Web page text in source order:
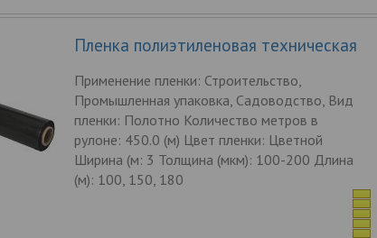
Пленка полиэтиленовая техническая
Применение пленки: Строительство,
Промышленная упаковка, Садоводство, Вид
пленки: Полотно Количество метров в
рулоне: 450.0 (м) Цвет пленки: Цветной
Ширина (м: 3 Толщина (мкм): 100-200 Длина
(м): 100, 150, 180